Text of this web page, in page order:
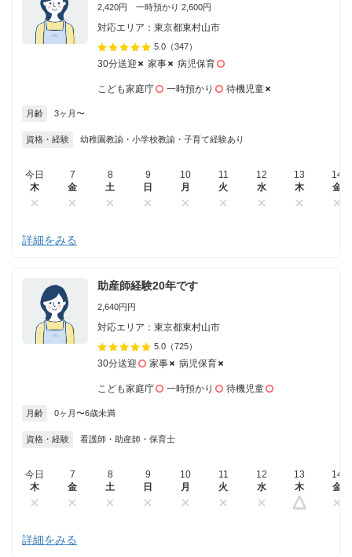
2,420円 一時預かり 2,600円
対応エリア：東京都東村山市
5.0 （347）
30分送迎 家事 病児保育
こども家庭庁 一時預かり 待機児童
月齢 3ヶ月〜
資格・経験 幼稚園教諭・小学校教諭・子育て経験あり
今日
木
7
金
8
土
9
日
10
月
11
火
12
水
13
木
14
金
詳細をみる
助産師経験20年です
2,640円円
対応エリア：東京都東村山市
5.0 （725）
30分送迎 家事 病児保育
こども家庭庁 一時預かり 待機児童
月齢 0ヶ月〜6歳未満
資格・経験 看護師・助産師・保育士
今日
木
7
金
8
土
9
日
10
月
11
火
12
水
13
木
14
金
詳細をみる